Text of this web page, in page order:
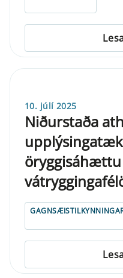
10. júlí 2025
Niðurstaða